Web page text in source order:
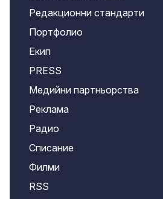
Редакционни стандарти
Портфолио
Екип
PRESS
Медийни партньорства
Реклама
Радио
Списание
Филми
RSS